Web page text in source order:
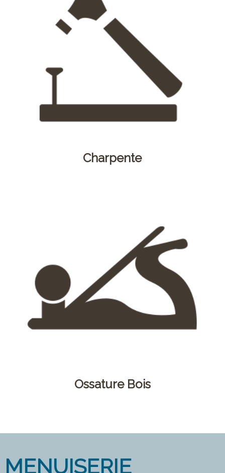
Charpente
Ossature Bois
MENUISERIE